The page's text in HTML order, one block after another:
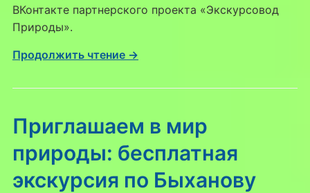
ВКонтакте партнерского проекта «Экскурсовод
Природы».
Продолжить чтение →
Приглашаем в мир
природы: бесплатная
экскурсия по Быханову